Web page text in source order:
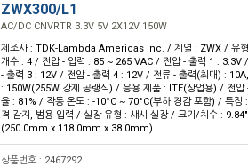
ZWX300/L1
AC/DC CNVRTR 3.3V 5V 2X12V 150W
제조사 : TDK-Lambda Americas Inc. / 계열 : ZWX / 유형
개수 : 4 / 전압 - 입력 : 85 ~ 265 VAC / 전압 - 출력 1 : 3.3V
- 출력 3 : 12V / 전압 - 출력 4 : 12V / 전류 - 출력(최대) :
: 150W(255W 강제 공랭식) / 응용 제품 : ITE(상업용) / 전
율 : 81% / 작동 온도 : -10°C ~ 70°C(부하 경감 포함) / 특
격 감지, 범용 입력 / 실장 유형 : 섀시 실장 / 크기/치수 :
(250.0mm x 118.0mm x 38.0mm)
상품번호 : 2467292